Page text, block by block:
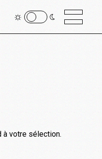
à votre sélection.